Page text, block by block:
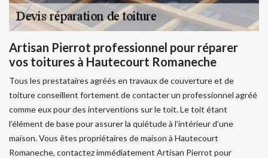
Artisan Pierrot professionnel pour réparer
vos toitures à Hautecourt Romaneche
Tous les prestataires agréés en travaux de couverture et de
toiture conseillent fortement de contacter un professionnel agréé
comme eux pour des interventions sur le toit. Le toit étant
l’élément de base pour assurer la quiétude à l’intérieur d’une
maison. Vous êtes propriétaires de maison à Hautecourt
Romaneche, contactez immédiatement Artisan Pierrot pour